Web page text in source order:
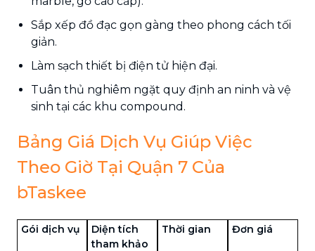
Sắp xếp đồ đạc gọn gàng theo phong cách tối
giản.
Làm sạch thiết bị điện tử hiện đại.
Tuân thủ nghiêm ngặt quy định an ninh và vệ
sinh tại các khu compound.
Bảng Giá Dịch Vụ Giúp Việc
Theo Giờ Tại Quận 7 Của
bTaskee
Gói dịch vụ
Diện tích
tham khảo
Thời gian Đơn giá